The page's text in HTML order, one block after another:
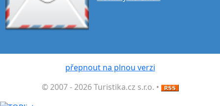
přepnout na plnou verzi
© 2007 - 2026 Turistika.cz s.r.o. •